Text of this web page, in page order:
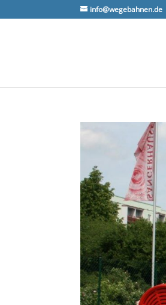
info@wegebahnen.de